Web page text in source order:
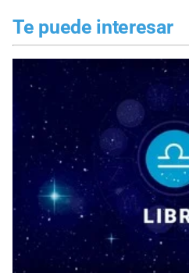
Te puede interesar